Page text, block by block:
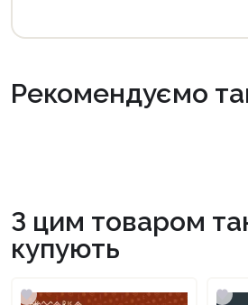
Рекомендуємо
З цим товаром
купують